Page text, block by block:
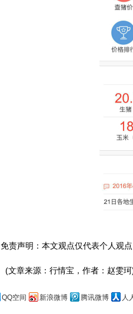
免责声明：本文观点仅代表个人观
(文章来源：行情宝，作者：赵雯珂
QQ空间 新浪微博 腾讯微博 人